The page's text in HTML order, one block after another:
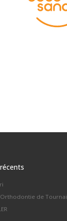
de Tournai